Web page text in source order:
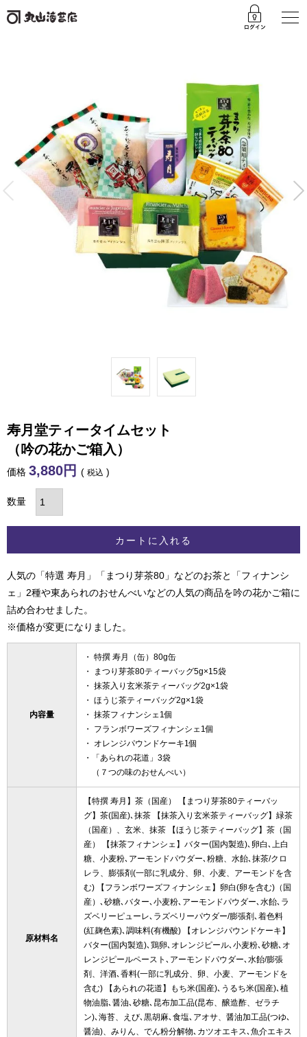
寿月堂ティータイムセット
（吟の花かご箱入）
価格 3,880 税込
カートに入れる
人気の「特選 寿月」「まつり芽茶80」などのお茶と「フィナンシ
ェ」2種や東あられのおせんべいなどの人気の商品を吟の花かご箱に
詰め合わせました。
※価格が変更になりました。
内容量
・ 特撰 寿月（缶）80g缶
・ まつり芽茶80ティーバッグ5g×15袋
・ 抹茶入り玄米茶ティーバッグ2g×1袋
・ ほうじ茶ティーバッグ2g×1袋
・ 抹茶フィナンシェ1個
・ フランボワーズフィナンシェ1個
・ オレンジパウンドケーキ1個
・「あられの花道」3袋
（７つの味のおせんべい）
原材料名
【特撰 寿月】茶（国産） 【まつり芽茶80ティーバッ
グ】茶(国産)､抹茶 【抹茶入り玄米茶ティーバッグ】緑茶
（国産）、玄米、抹茶 【ほうじ茶ティーバッグ】茶（国
産） 【抹茶フィナンシェ】バター(国内製造)､卵白､上白
糖、小麦粉､アーモンドパウダー､粉糖、水飴､抹茶/クロ
レラ、膨張剤(一部に乳成分、卵、小麦、アーモンドを含
む) 【フランボワーズフィナンシェ】卵白(卵を含む)（国
産）､砂糖､バター､小麦粉､アーモンドパウダー､水飴､ラ
ズベリーピューレ､ラズベリーパウダー/膨張剤､着色料
(紅麹色素)､調味料(有機酸) 【オレンジパウンドケーキ】
バター(国内製造)､鶏卵､オレンジピール､小麦粉､砂糖､オ
レンジピールペースト､アーモンドパウダー､水飴/膨張
剤、洋酒､香料(一部に乳成分、卵、小麦、アーモンドを
含む) 【あられの花道】もち米(国産)､うるち米(国産)､植
物油脂､醤油､砂糖､昆布加工品(昆布、醸造酢、ゼラチ
ン)､海苔、えび､黒胡麻､食塩､アオサ、醤油加工品(つゆ､
醤油)、みりん、でん粉分解物､カツオエキス､魚介エキス